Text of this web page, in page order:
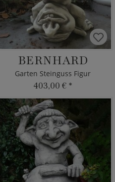
BERNHARD
Garten Steinguss Figur
403,00 € *